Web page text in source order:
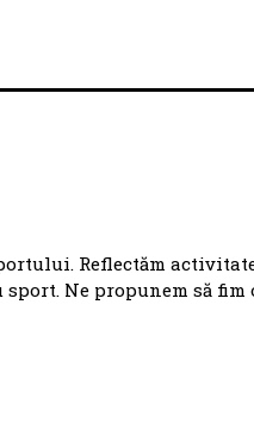
Reflectăm
Ne propunem să